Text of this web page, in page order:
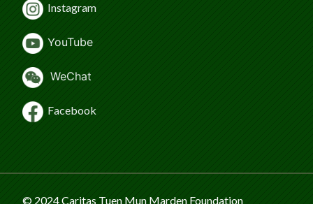
Instagram
YouTube
WeChat
Facebook
© 2024 Caritas Tuen Mun Marden Foundation